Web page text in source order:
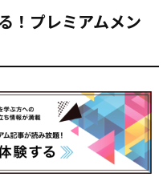
！プレミアムメン